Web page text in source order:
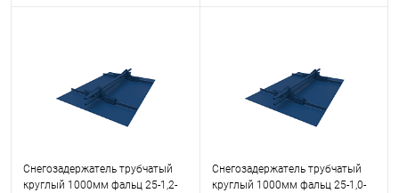
Снегозадержатель трубчатый
круглый 1000мм фальц 25-1,2-
Снегозадержатель трубчатый
круглый 1000мм фальц 25-1,0-